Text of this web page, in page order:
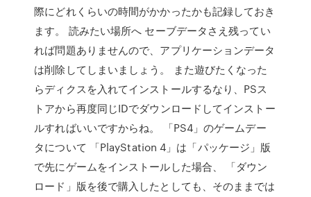
際にどれくらいの時間がかかったかも記録しておき
ます。 読みたい場所へ セーブデータさえ残ってい
れば問題ありませんので、アプリケーションデータ
は削除してしまいましょう。 また遊びたくなった
らディクスを入れてインストールするなり、PSス
トアから再度同じIDでダウンロードしてインストー
ルすればいいですからね。 「PS4」のゲームデー
タについて 「PlayStation 4」は「パッケージ」版
で先にゲームをインストールした場合、 「ダウン
ロード」版を後で購入したとしても、そのままでは